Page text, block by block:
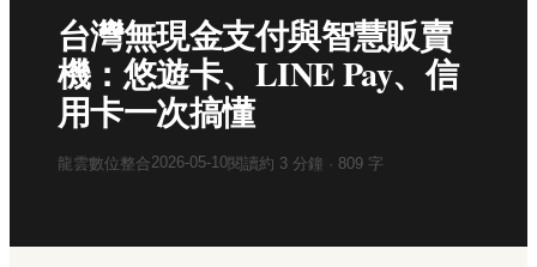
台灣無現金支付與智慧販賣
機：悠遊卡、LINE Pay、信
用卡一次搞懂
龍雲數位整合2026-05-10閱讀約 3 分鐘 · 809 字